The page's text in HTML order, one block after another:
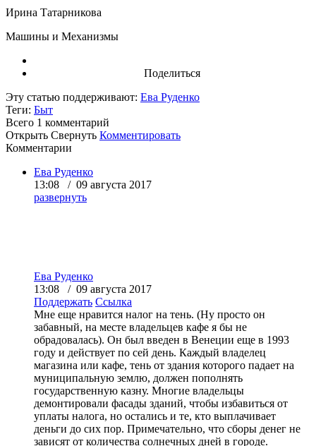
Ирина Татарникова
Машины и Механизмы
Поделиться
Эту статью поддерживают: Ева Руденко
Теги: Быт
Всего 1 комментарий
Открыть Свернуть Комментировать
Комментарии
Ева Руденко
13:08 / 09 августа 2017
развернуть
Ева Руденко
13:08 / 09 августа 2017
Поддержать Ссылка
Мне еще нравится налог на тень. (Ну просто он
забавный, на месте владельцев кафе я бы не
обрадовалась). Он был введен в Венеции еще в 1993
году и действует по сей день. Каждый владелец
магазина или кафе, тень от здания которого падает на
муниципальную землю, должен пополнять
государственную казну. Многие владельцы
демонтировали фасады зданий, чтобы избавиться от
уплаты налога, но остались и те, кто выплачивает
деньги до сих пор. Примечательно, что сборы денег не
зависят от количества солнечных дней в городе.